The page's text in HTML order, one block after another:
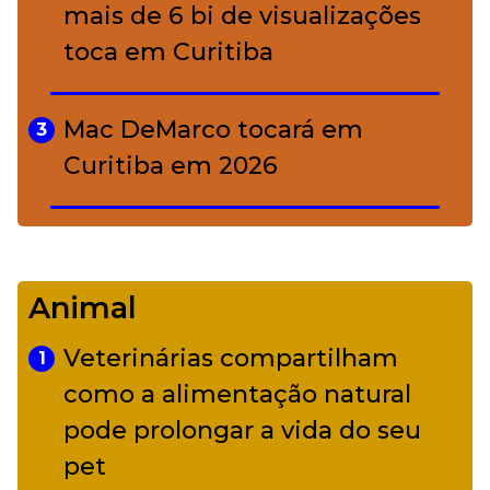
mais de 6 bi de visualizações
toca em Curitiba
3
Mac DeMarco tocará em
Curitiba em 2026
Camerata tem repertório
diverso a partir de R$ 17
Adriana Calcanhotto retoma
alter ego infantil para show em
Curitiba
Animal
1
Veterinárias compartilham
como a alimentação natural
pode prolongar a vida do seu
pet